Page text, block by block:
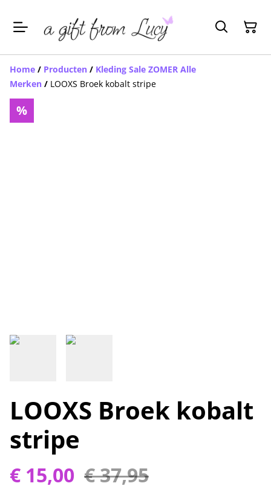
Home / Producten / Kleding Sale ZOMER Alle
Merken / LOOXS Broek kobalt stripe
%
LOOXS Broek kobalt
stripe
€ 15,00 € 37,95